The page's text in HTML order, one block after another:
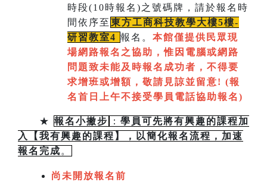
時段(10時報名)之號碼牌，請於報名時
間依序至 東方工商科技教學大樓5樓-
研習教室4 報名。本館僅提供民眾現
場網路報名之協助，惟因電腦或網路
問題致未能及時報名成功者，不得要
求增班或增額，敬請見諒並留意! (報
名首日上午不接受學員電話協助報名)
★ 報名小撇步 ： 學員可先將有興趣的課程加
入【我有興趣的課程】，以簡化報名流程，加速
報名完成 。
尚未開放報名前